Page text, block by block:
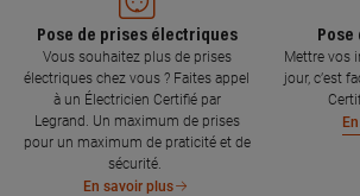
Pose de prises électriques
Vous souhaitez plus de prises
électriques chez vous ? Faites appel
à un Électricien Certifié par
Legrand. Un maximum de prises
pour un maximum de praticité et de
sécurité.
En savoir plus
Mettre vos
jour, c’est